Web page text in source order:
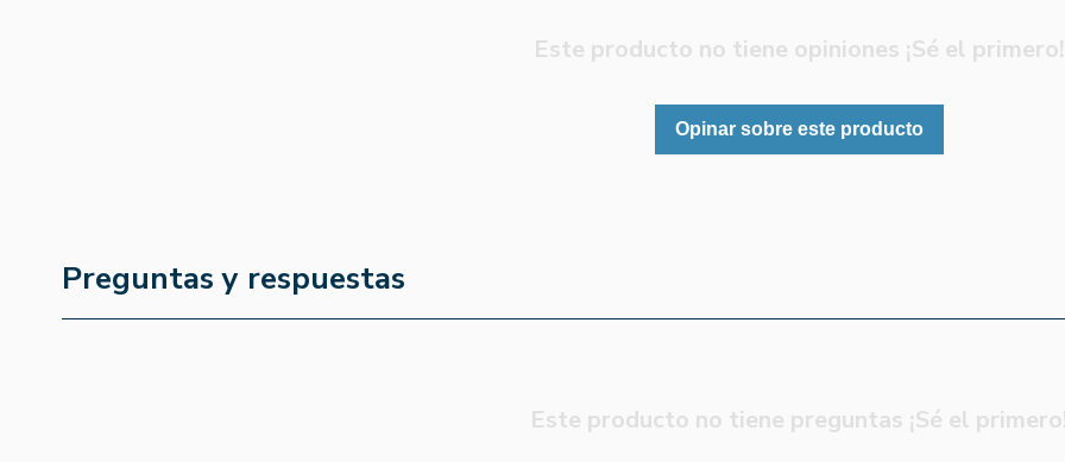
Este producto no tiene opiniones ¡Sé el primero!
Opinar sobre este producto
Preguntas y respuestas
Este producto no tiene preguntas ¡Sé el